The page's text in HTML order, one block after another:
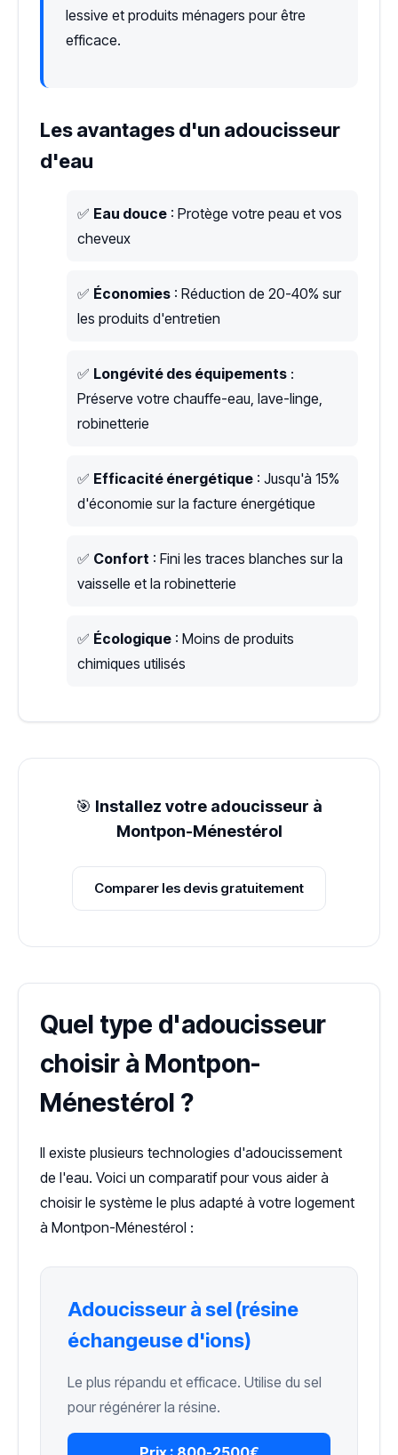
lessive et produits ménagers pour être
efficace.
Les avantages d'un adoucisseur
d'eau
✅ Eau douce : Protège votre peau et vos
cheveux
✅ Économies : Réduction de 20-40% sur
les produits d'entretien
✅ Longévité des équipements :
Préserve votre chauffe-eau, lave-linge,
robinetterie
✅ Efficacité énergétique : Jusqu'à 15%
d'économie sur la facture énergétique
✅ Confort : Fini les traces blanches sur la
vaisselle et la robinetterie
✅ Écologique : Moins de produits
chimiques utilisés
🎯 Installez votre adoucisseur à
Montpon-Ménestérol
Comparer les devis gratuitement
Quel type d'adoucisseur
choisir à Montpon-
Ménestérol ?
Il existe plusieurs technologies d'adoucissement
de l'eau. Voici un comparatif pour vous aider à
choisir le système le plus adapté à votre logement
à Montpon-Ménestérol :
Adoucisseur à sel (résine
échangeuse d'ions)
Le plus répandu et efficace. Utilise du sel
pour régénérer la résine.